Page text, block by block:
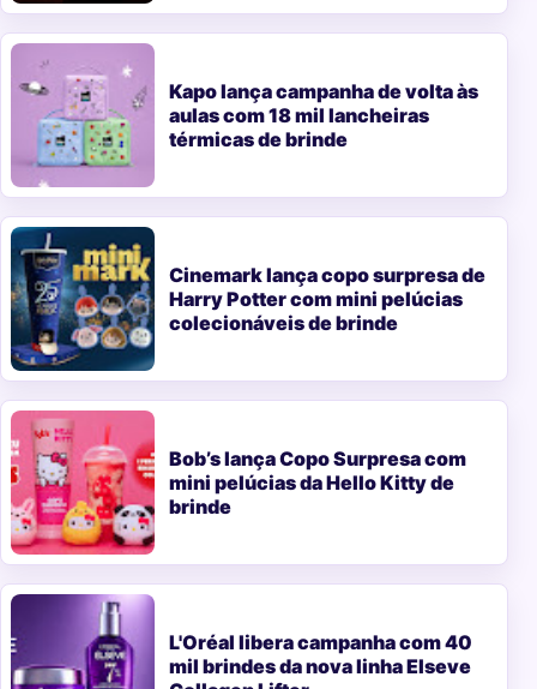
Kapo lança campanha de volta às
aulas com 18 mil lancheiras
térmicas de brinde
Cinemark lança copo surpresa de
Harry Potter com mini pelúcias
colecionáveis de brinde
Bob’s lança Copo Surpresa com
mini pelúcias da Hello Kitty de
brinde
L'Oréal libera campanha com 40
mil brindes da nova linha Elseve